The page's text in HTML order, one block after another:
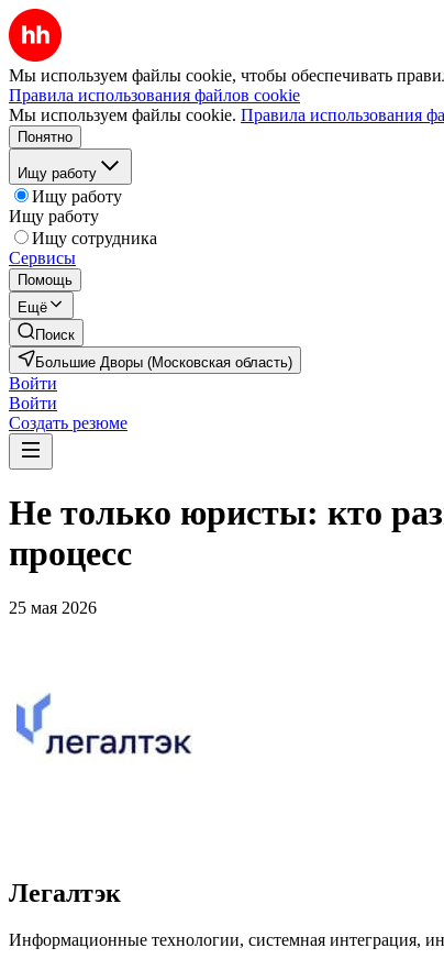
Мы используем файлы cookie, чтобы обеспечивать
Правила использования файлов cookie
Мы используем файлы cookie. Правила использования
Понятно
Ищу работу
Ищу работу
Ищу работу
Ищу сотрудника
Сервисы
Помощь
Ещё
Поиск
Большие Дворы (Московская область)
Войти
Войти
Создать резюме
Не только юристы: кто
процесс
25 мая 2026
Легалтэк
Информационные технологии, системная интеграция,